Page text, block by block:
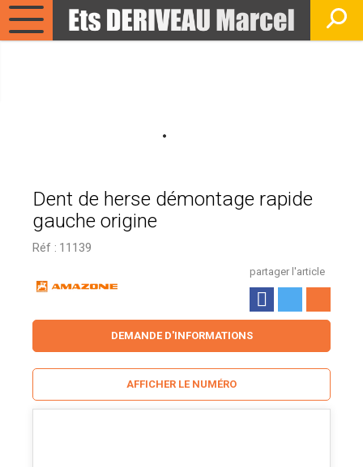
Dent de herse démontage rapide
gauche origine
Réf : 11139
partager l'article
DEMANDE D'INFORMATIONS
AFFICHER LE NUMÉRO